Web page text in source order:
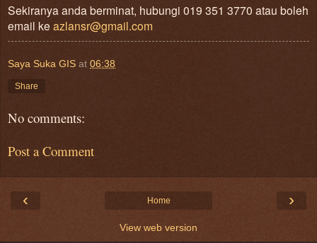
Sekiranya anda berminat, hubungi 019 351 3770 atau boleh
email ke azlansr@gmail.com
Saya Suka GIS at 06:38
Share
No comments:
Post a Comment
‹ ›
Home
View web version